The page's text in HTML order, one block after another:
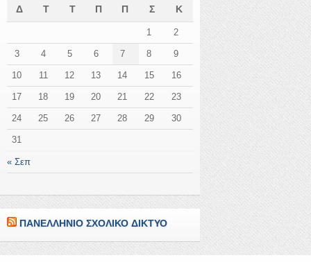
Δ Τ Τ Π Π Σ Κ
« Σεπ
1 2
3 4 5 6 7 8 9
10 11 12 13 14 15 16
17 18 19 20 21 22 23
24 25 26 27 28 29 30
31
ΠΑΝΕΛΛΗΝΙΟ ΣΧΟΛΙΚΟ ΔΙΚΤΥΟ